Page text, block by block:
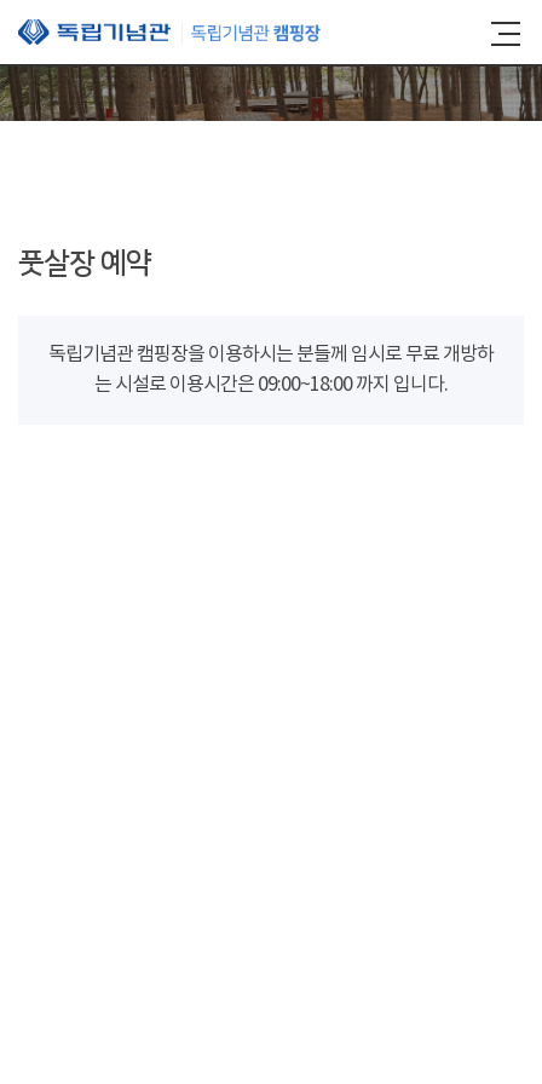
본문 바로가기
풋살장 예약
독립기념관 캠핑장을 이용하시는 분들께 임시로 무료 개방하
는 시설로 이용시간은 09:00~18:00 까지 입니다.